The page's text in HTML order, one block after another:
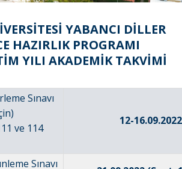
YABANCI DİLLER
HAZIRLIK PROGRAMI
YILI AKADEMİK TAKVİMİ
Sınavı
ve 114
12-16.09.2022
Sınavı